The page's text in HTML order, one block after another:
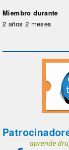
Miembro durante
2 años 2 meses